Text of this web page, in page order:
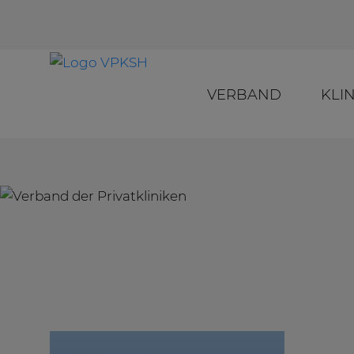
VERBAND